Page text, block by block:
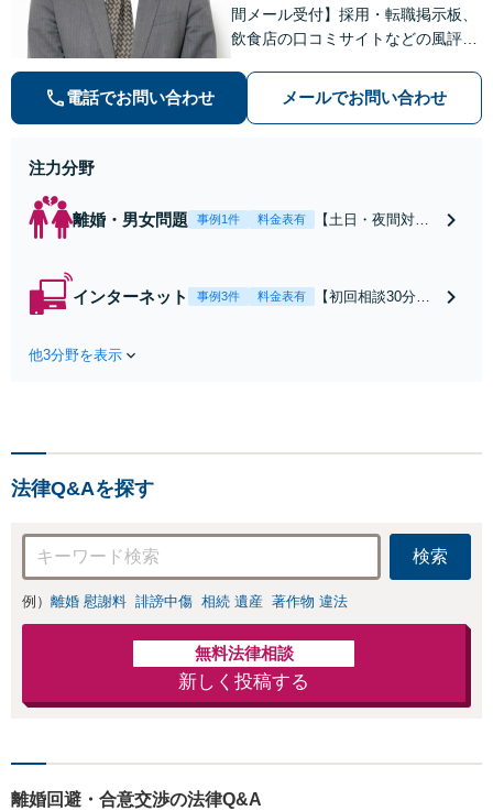
間メール受付】採用・転職掲示板、
飲食店の口コミサイトなどの風評被
の種類を問わず相談可。可能な限り
早期対応で駆けつけサポート【労
電話でお問い合わせ メールでお問い合わせ
注力分野
離婚・男女問題 事例1件 料金表有
【土日・夜間対応
れたら、サインす
インターネット 事例3件 料金表有
【初回相談30分無
お店の風評被害対
応可：開示請求の
意見照会が来たと
きの対処法、被害
者との示談交渉
他3分野を表示
法律Q&Aを探す
検索
例） 離婚 慰謝料 誹謗中傷 相続 遺産 著作物 違法
無料法律相談
新しく投稿する
離婚回避・合意交渉の法律Q&A